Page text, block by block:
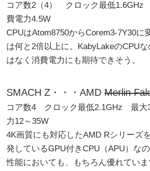
コア数2（4） クロック最低
費電力4.5W
CPUはAtom8750からCorem3-7Y30に
は何と2倍以上に。KabyLakeのCPU
はなく消費電力にも期待できそう。
SMACH Z・・・AMDMerlin
コア数4 クロック最低2.1GHz 最
力12～35W
4K画質にも対応したAMD Rシリーズ
発しているGPU付きCPU（APU）な
性能においても、もちろん優れていま